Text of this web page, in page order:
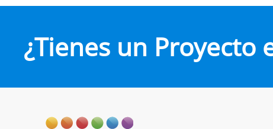
¿Tienes un Proyecto